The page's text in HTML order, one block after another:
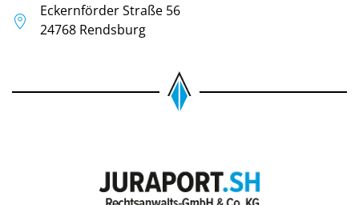
Eckernförder Straße 56
24768 Rendsburg